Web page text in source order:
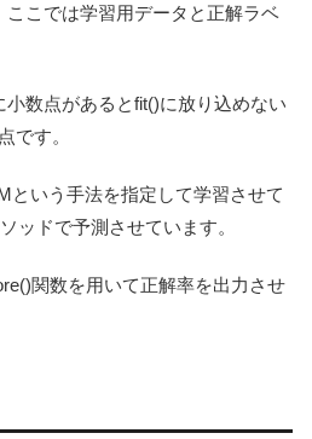
ここでは学習用データと正解ラベ
数点があるとfit()に放り込めない
です。
という手法を指定して学習させて
ッドで予測させています。
関数を用いて正解率を出力させ